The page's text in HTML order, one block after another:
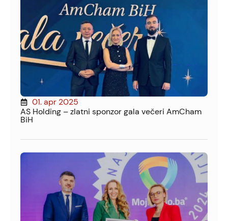
01. apr 2025
AS Holding – zlatni sponzor gala večeri AmCham
BiH